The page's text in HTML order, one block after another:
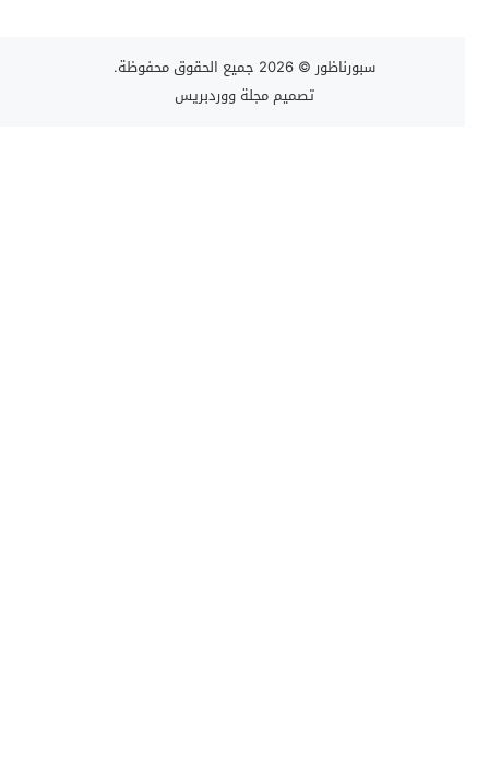
سبورناظور© 2026 جميع الحقوق محفوظة.
تصميممجلة ووردبريس